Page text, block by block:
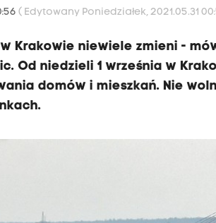
( Edytowany Poniedziałek, 2021.05.31
Krakowie niewiele zmieni -
Od niedzieli 1 września w
domów i mieszkań. Nie